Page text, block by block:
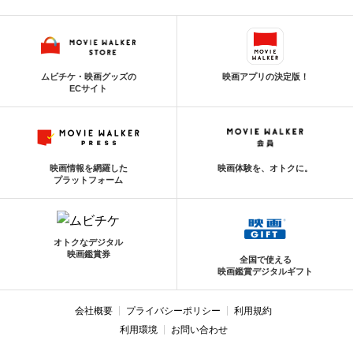
ムビチケ・映画グッズの
ECサイト
映画アプリの決定版！
映画情報を網羅した
プラットフォーム
映画体験を、オトクに。
オトクなデジタル
映画鑑賞券
全国で使える
映画鑑賞デジタルギフト
会社概要 プライバシーポリシー
利用規約
利用環境
お問い合わせ